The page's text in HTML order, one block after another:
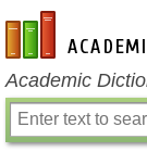
en-academic.com
Academic